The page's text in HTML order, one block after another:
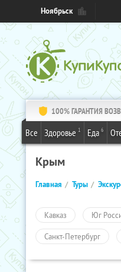
Ноябрьск
100% ГАРАНТИЯ
Все Здоровье 1 Еда 6
Крым
Главная Туры
Кавказ Юг
Санкт-Петербург